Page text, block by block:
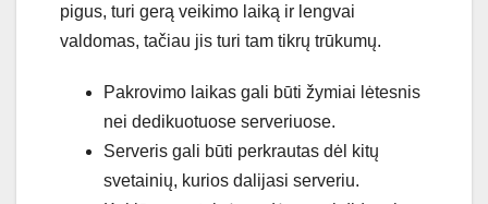
pigus, turi gerą veikimo laiką ir lengvai
valdomas, tačiau jis turi tam tikrų trūkumų.
Pakrovimo laikas gali būti žymiai lėtesnis
nei dedikuotuose serveriuose.
Serveris gali būti perkrautas dėl kitų
svetainių, kurios dalijasi serveriu.